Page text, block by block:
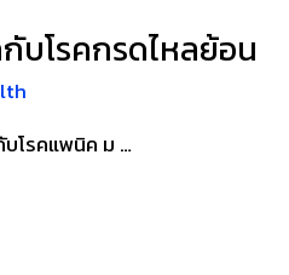
บโรคกรดไหลย้อน
บโรคแพนิค ม …